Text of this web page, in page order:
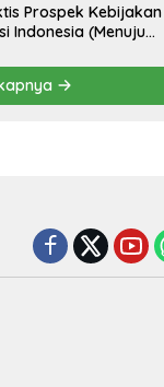
Prospek Kebijakan
Indonesia (Menuju